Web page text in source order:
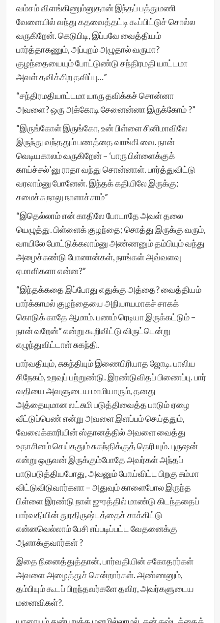
வம்சம் விளங்கிணும்னுதான் இந்தப் பத்துமணி
வேளையில் வந்து கதவைத்தட்டி கூப்பிட்டுச் சொல்ல
வருகிறேன். கெடுபிடி, இப்பவே வைத்தியம்
பார்த்தாகணும், அப்புறம் அழுதால் வருமா?
குழந்தையையும் போட்டுண்டு சந்திரமதி யாட்டமா
அவள் தவிக்கிற தவிப்பு…”
“சந்திரமதியாட்டமா யாரு தவிக்கச் சொன்னா
அவளை? ஒரு அக்கோடி சேனைன்னா இருக்கோம் ?”
“இருங்கோள் இருங்கோ, உன் பிள்ளை சினிமாவிலே
இருந்து வந்ததும் பணத்தை வாங்கி வை. நான்
வெடியகாலம் வருகிறேன் – ‘பாரு பிள்ளைக்குக்
காய்ச்சல்’னு ராதா வந்து சொன்னாள். பார்த்துவிட்டு
வரலாம்னு போனேன். இந்தக் கதியிலே இருக்கு;
சமைச்சு நாலு நாளாச்சாம்”
“இதெல்லாம் என் காதிலே போடாதே அவள் தலை
யெழுத்து. பிள்ளைக் குழந்தை; சொத்து இருக்கு வரும்,
வாயிலே போட்டுக்கலாம்னு அண்ணனும் தம்பியும் வந்து
அழைச்சுண்டு போனான்கள், நாங்கள் அவ்வளவு
ஏமாளிகளா என்ன?”
“இந்தக்கதை இப்போது எதுக்கு அத்தை? வைத்தியம்
பார்க்காமல் குழந்தையை அநியாயமாகச் சாகக்
கொடுக் காதே ஆமாம். பணம் ரெடியா இருக்கட்டும் –
நான் வறேன்” என்று கூறிவிட்டு விருட்டென்று
எழுந்துவிட்டாள் சுகந்தி.
பார்வதியும், சுகந்தியும் இணைபிரியாத ஜோடி. பாலிய
சிநேகம், உறவுப் பற்றுண்டு. இரண்டுவிதப் பிணைப்பு. பார்
வதியை அவளுடைய மாமியாரும், தனது
அத்தையுமான லட்சுமி படுத்திவைத்த பாடும் ஏழை
வீட்டுப்பெண் என்று அவளை இளப்பம் செய்ததும்,
வேலைக்காரியின் ஸ்தானத்தில் அவளை வைத்து
உதாசினம் செய்ததும் சுகந்திக்குத் தெரி யும். புருஷன்
என்று ஒருவன் இருக்கும்போதே அவர்கள் அந்தப்
பாடுபடுத்தியபோது, அவனும் போய்விட்ட பிறகு சும்மா
விட்டுவிடுவார்களா – அதுவும் காளைபோல இருந்த
பிள்ளை இரண்டு நாள் ஜுரத்தில் மாண்டு கிடந்ததைப்
பார்வதியின் துரதிருஷ்டத்தைச் சாக்கிட்டு
என்னவெல்லாம் பேசி எப்படிப்பட்ட வேதனைக்கு
ஆளாக்குவார்கள் ?
இதை நினைத்துத்தான், பார்வதியின் சகோதரர்கள்
அவளை அழைத்துச் சென்றார்கள். அண்ணனும்,
தம்பியும் கூடப் பிறந்தவர்களே தவிர, அவர்களுடைய
மனைவிகள்?.